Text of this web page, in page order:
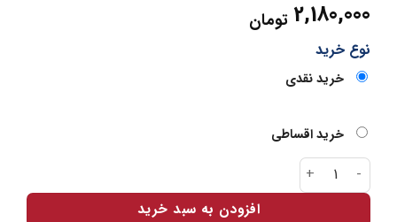
2,180,000 تومان
نوع خرید
خرید نقدی
خرید اقساطی
لنت جلو پارس آبی سمند خودرو ملی عدد
افزودن به سبد خرید